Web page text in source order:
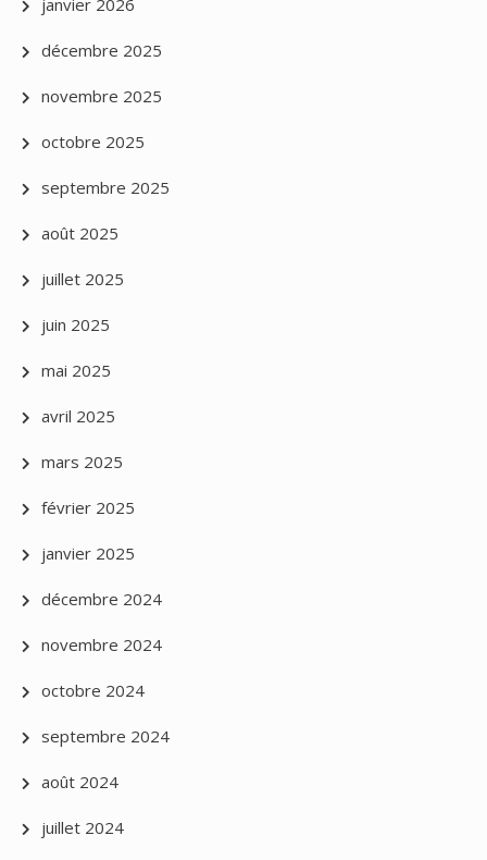
décembre 2025
novembre 2025
octobre 2025
septembre 2025
août 2025
juillet 2025
juin 2025
mai 2025
avril 2025
mars 2025
février 2025
janvier 2025
décembre 2024
novembre 2024
octobre 2024
septembre 2024
août 2024
juillet 2024